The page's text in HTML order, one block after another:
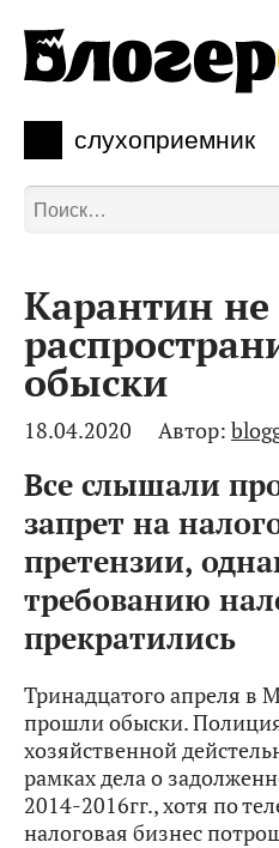
слухоприемник
Карантин не
обыски
18.04.2020 Автор:
Все слышали
запрет на
претензии,
требованию
прекратились
Тринадцатого апреля в
прошли обыски.
хозяйственной
рамках дела о
2014-2016гг., хотя по
налоговая бизнес